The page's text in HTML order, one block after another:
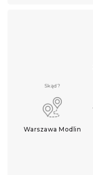
Skąd?
Warszawa Modlin